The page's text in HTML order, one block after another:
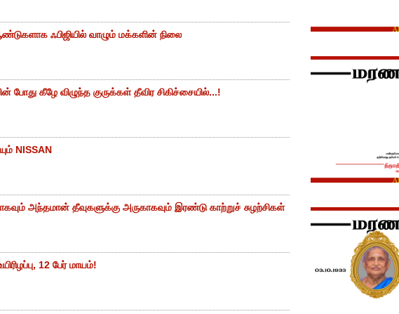
ஃபிஜியில் வாழும் மக்களின் நிலை
கீழே விழுந்த குருக்கள் தீவிர சிகிச்சையில்...!
NISSAN
அந்தமான் தீவுகளுக்கு அருகாகவும் இரண்டு காற்றுச் சுழற்சிகள்
12 பேர் மாயம்!